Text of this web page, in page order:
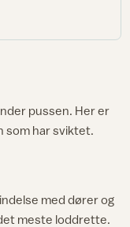
pussen. Her er
som har sviktet.
med dører og
meste loddrette.